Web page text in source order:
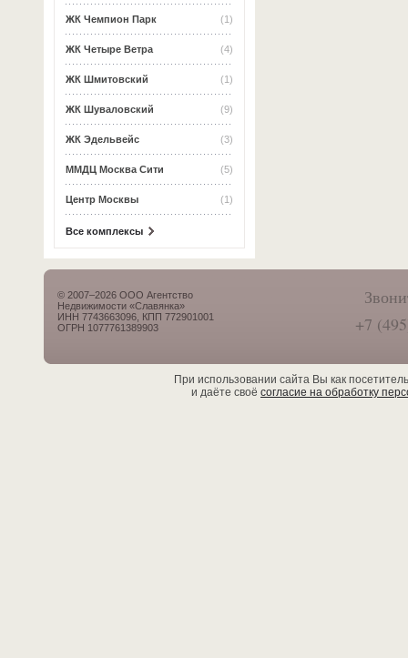
(1)
ЖК Чемпион Парк
(4)
ЖК Четыре Ветра
(1)
ЖК Шмитовский
(9)
ЖК Шуваловский
(3)
ЖК Эдельвейс
(5)
ММДЦ Москва Сити
(1)
Центр Москвы
Все комплексы
© 2007–2026 ООО Агентство
Недвижимости «Славянка»
ИНН 7743663096, КПП 772901001
ОГРН 1077761389903
+7
При использовании сайта Вы как
и даёте своё согласие на обработку